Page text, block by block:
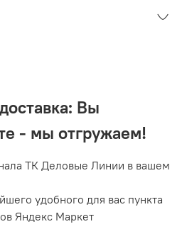
Вы
- мы отгружаем!
ТК Деловые Линии в вашем
удобного для вас пункта
Яндекс Маркет